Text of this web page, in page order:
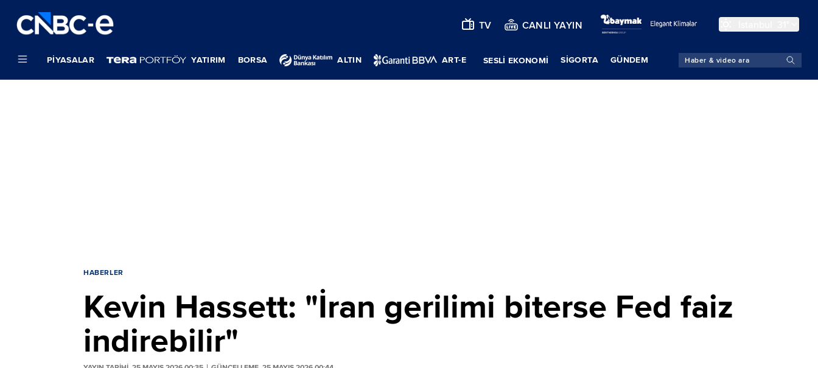
TV CANLI YAYIN
PIYASALAR YATIRIM BORSA ALTIN ART-E SESLİ EKONOMİ SIGORTA GÜNDEM
HABERLER
Kevin Hassett: "İran gerilimi biterse Fed faiz
indirebilir"